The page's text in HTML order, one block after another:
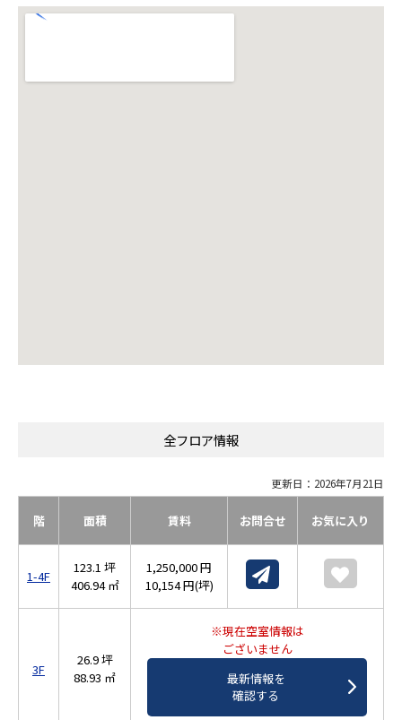
全フロア情報
更新日：2026年7月21日
階 面積 賃料 お問合せ お気に入り
1-4F
123.1 坪
406.94 ㎡
1,250,000 円
10,154 円(坪)
3F
26.9 坪
88.93 ㎡
※現在空室情報は
ございません
最新情報を
確認する